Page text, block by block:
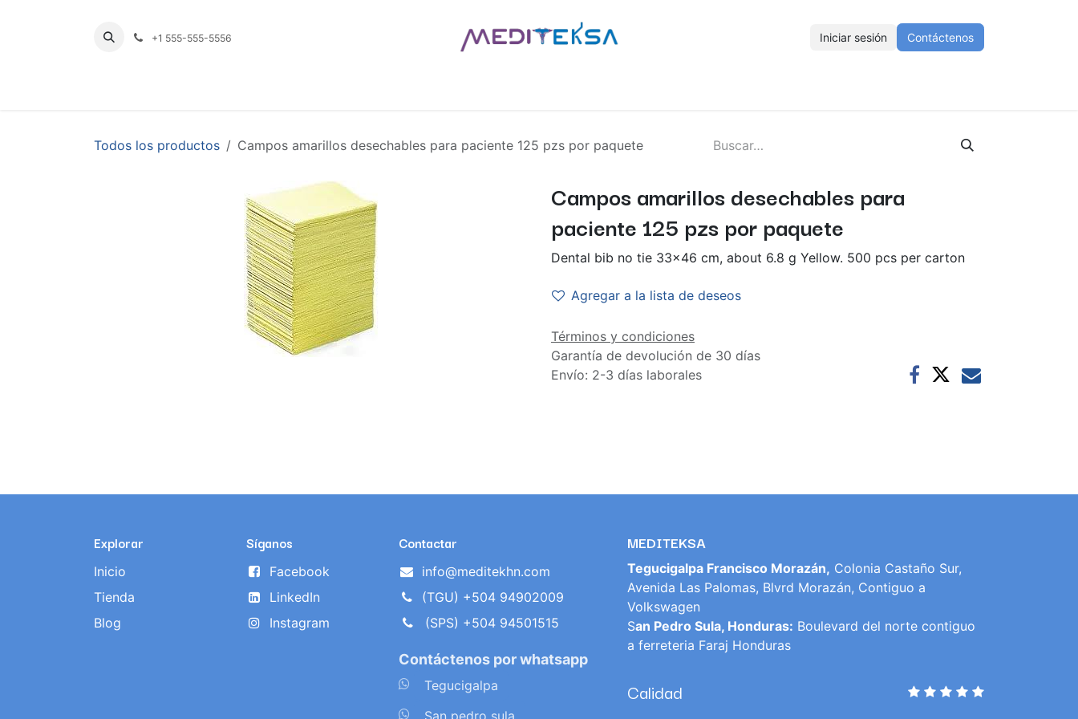
+1 555-555-5556 Iniciar sesión Contáctenos
Todos los productos Campos amarillos desechables para paciente 125 pzs por paquete
Campos amarillos desechables para
paciente 125 pzs por paquete
Dental bib no tie 33x46 cm, about 6.8 g Yellow. 500 pcs per carton
Agregar a la lista de deseos
Términos y condiciones
Garantía de devolución de 30 días
Envío: 2-3 días laborales
Explorar
Inicio
Tienda
Blog
Síganos
Facebook
LinkedIn
Instagram
Contactar
info@meditekhn.com
(TGU) +504 94902009
(SPS) +504 94501515
Contáctenos por whatsapp
Tegucigalpa
San pedro sula
MEDITEKSA
Tegucigalpa Francisco Morazán, Colonia Castaño Sur,
Avenida Las Palomas, Blvrd Morazán, Contiguo a
Volkswagen
San Pedro Sula, Honduras: Boulevard del norte contiguo
a ferreteria Faraj Honduras
Calidad